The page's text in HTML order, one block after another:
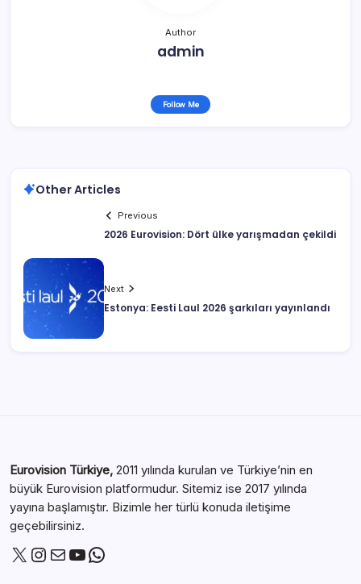
Author
admin
Follow Me
Other Articles
Previous
2026 Eurovision: Dört ülke yarışmadan çekildi
Next
Estonya: Eesti Laul 2026 şarkıları yayınlandı
Eurovision Türkiye, 2011 yılında kurulan ve Türkiye’nin en
büyük Eurovision platformudur. Sitemiz ise 2017 yılında
yayına başlamıştır. Bizimle her türlü konuda iletişime
geçebilirsiniz.